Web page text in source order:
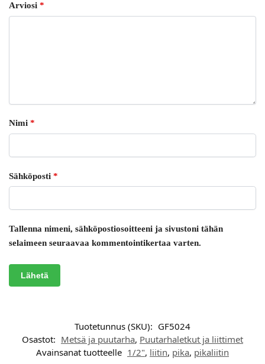
Arviosi *
Nimi *
Sähköposti *
Tallenna nimeni, sähköpostiosoitteeni ja sivustoni tähän
selaimeen seuraavaa kommentointikertaa varten.
Tuotetunnus (SKU): GF5024
Osastot: Metsä ja puutarha, Puutarhaletkut ja liittimet
Avainsanat tuotteelle 1/2", liitin, pika, pikaliitin